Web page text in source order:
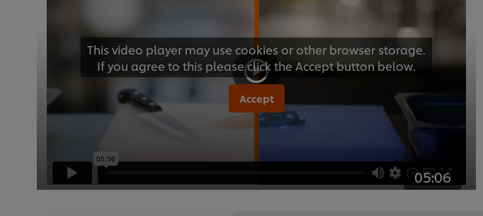
This video player may use cookies or other browser storage.
If you agree to this please click the Accept button below.
Accept
05:06